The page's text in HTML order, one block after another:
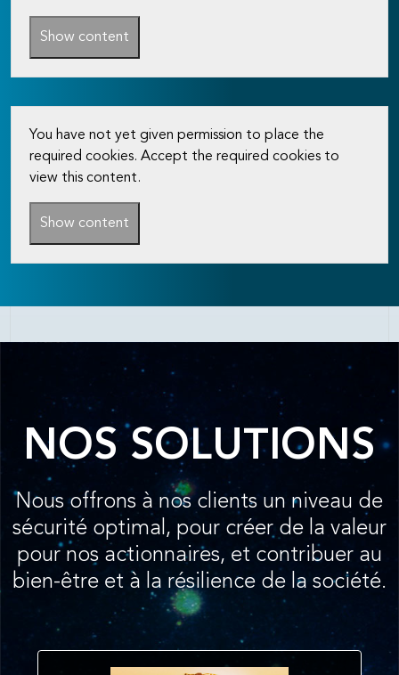
Show content
You have not yet given permission to place the
required cookies. Accept the required cookies to
view this content.
Show content
NOS SOLUTIONS
Nous offrons à nos clients un niveau de
sécurité optimal, pour créer de la valeur
pour nos actionnaires, et contribuer au
bien-être et à la résilience de la société.